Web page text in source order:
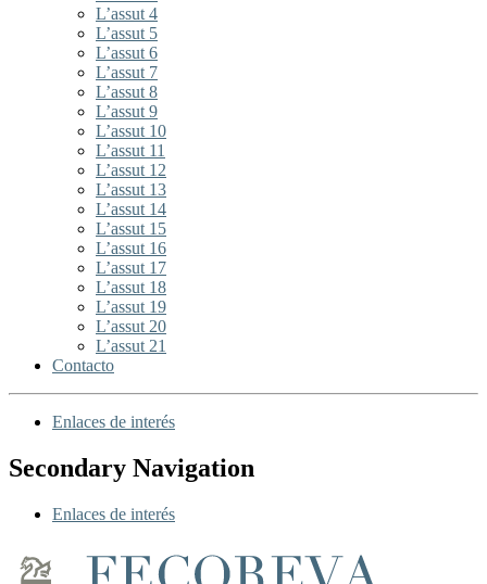
L’assut 4
L’assut 5
L’assut 6
L’assut 7
L’assut 8
L’assut 9
L’assut 10
L’assut 11
L’assut 12
L’assut 13
L’assut 14
L’assut 15
L’assut 16
L’assut 17
L’assut 18
L’assut 19
L’assut 20
L’assut 21
Contacto
Enlaces de interés
Secondary Navigation
Enlaces de interés